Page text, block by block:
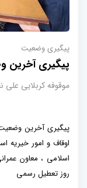
پیگیری وضعیت
پیگیری آخرین
موقوفه کربلایی
پیگیری آخرین
اوقاف و امور خیریه
اسلامی ، معاون
روز تعطیل رسمی